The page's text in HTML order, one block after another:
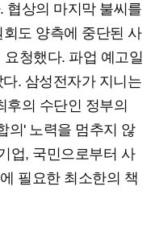
협상의 마지막 불씨를
도 양측에 중단된 사
청했다. 파업 예고일
. 삼성전자가 지니는
후의 수단인 정부의
의' 노력을 멈추지 않
업, 국민으로부터 사
필요한 최소한의 책